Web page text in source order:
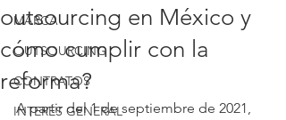
MARCA
OUTSOURCING
CONTRATOS
INTERÉS GENERAL
outsourcing en México y
cómo cumplir con la
reforma?
A partir del 1 de septiembre de 2021,